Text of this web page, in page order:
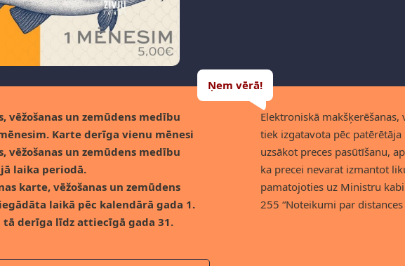
vēžošanas un zemūdens medību
Karte derīga vienu mēnesi
vēžošanas un zemūdens medību
laika periodā.
karte, vēžošanas un zemūdens
laikā pēc kalendārā gada 1.
tā derīga līdz attiecīgā gada 31.
Ņem vērā!
Elektroniskā
tiek izgatavota pēc
uzsākot preces pasūtīšanu,
ka precei nevarat izmantot
pamatojoties uz Ministru
255 “Noteikumi par